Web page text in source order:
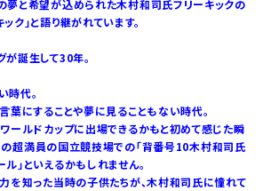
夢と希望が込められた木村和司氏フリーキックの
ク」と語り継がれています。
誕生して30年。
時代。
葉にすることや夢に見ることもない時代。
ールドカップに出場できるかもと初めて感じた瞬
超満員の国立競技場での「背番号10木村和司氏
」といえるかもしれません。
を知った当時の子供たちが、木村和司氏に憧れて